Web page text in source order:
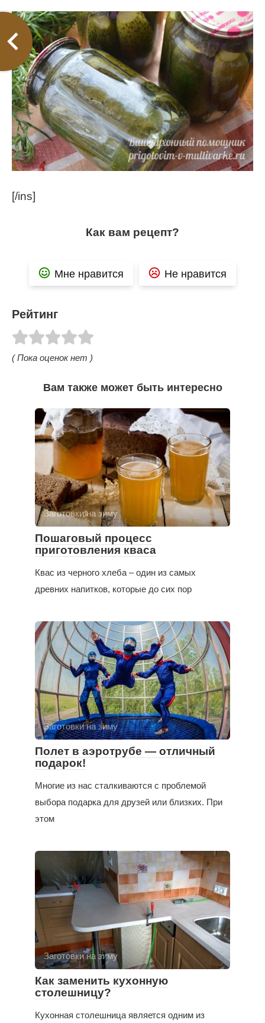
[/ins]
Как вам рецепт?
Мне нравится Не нравится
Рейтинг
( Пока оценок нет )
Вам также может быть интересно
Заготовки на зиму
Пошаговый процесс
приготовления кваса
Квас из черного хлеба – один из самых
древних напитков, которые до сих пор
Заготовки на зиму
Полет в аэротрубе — отличный
подарок!
Многие из нас сталкиваются с проблемой
выбора подарка для друзей или близких. При
этом
Заготовки на зиму
Как заменить кухонную
столешницу?
Кухонная столешница является одним из